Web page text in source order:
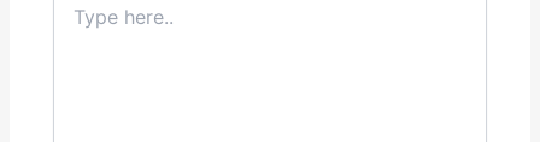
here..